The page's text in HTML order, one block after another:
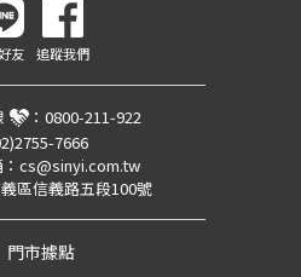
友 追蹤我們
： 0800-211-922
7666
cs@sinyi.com.tw
區信義路五段100號
門市據點